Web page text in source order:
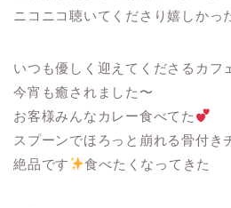
ニコニコ聴いてくださり嬉しかっ
いつも優しく迎えてくださるカフ
今宵も癒されました〜
お客様みんなカレー食べてた
スプーンでほろっと崩れる骨付き
絶品です
食べたくなってきた